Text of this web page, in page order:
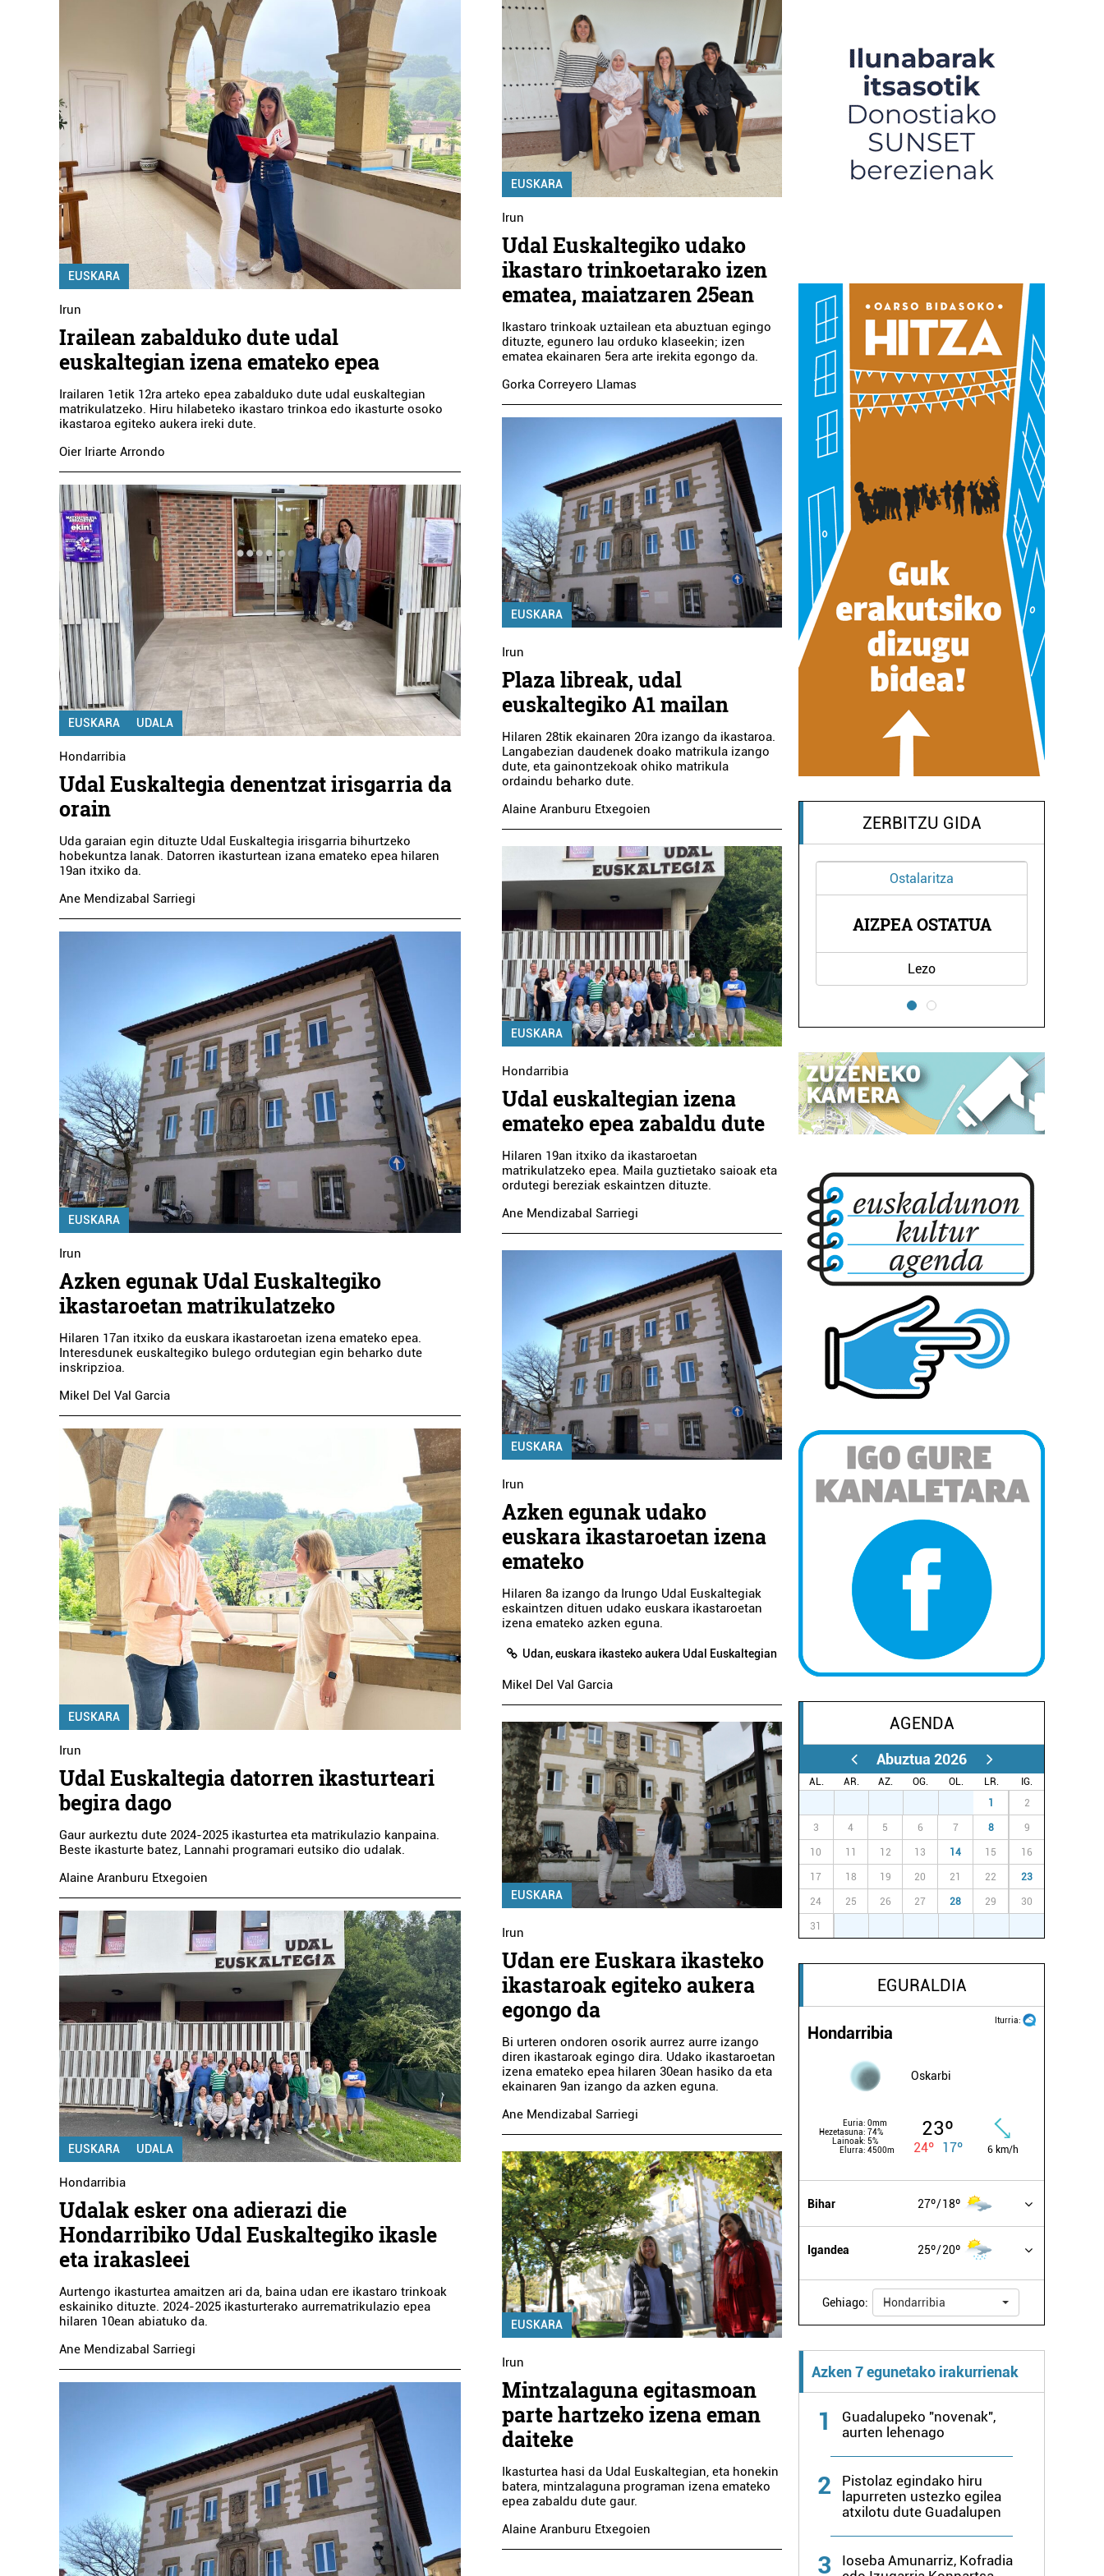
EUSKARA
Irun
Irailean zabalduko dute udal
euskaltegian izena emateko epea
Irailaren 1etik 12ra arteko epea zabalduko dute udal euskaltegian
matrikulatzeko. Hiru hilabeteko ikastaro trinkoa edo ikasturte osoko
ikastaroa egiteko aukera ireki dute.
Oier Iriarte Arrondo
EUSKARA UDALA
Hondarribia
Udal Euskaltegia denentzat irisgarria da
orain
Uda garaian egin dituzte Udal Euskaltegia irisgarria bihurtzeko
hobekuntza lanak. Datorren ikasturtean izana emateko epea hilaren
19an itxiko da.
Ane Mendizabal Sarriegi
EUSKARA
Irun
Azken egunak Udal Euskaltegiko
ikastaroetan matrikulatzeko
Hilaren 17an itxiko da euskara ikastaroetan izena emateko epea.
Interesdunek euskaltegiko bulego ordutegian egin beharko dute
inskripzioa.
Mikel Del Val Garcia
EUSKARA
Irun
Udal Euskaltegia datorren ikasturteari
begira dago
Gaur aurkeztu dute 2024-2025 ikasturtea eta matrikulazio kanpaina.
Beste ikasturte batez, Lannahi programari eutsiko dio udalak.
Alaine Aranburu Etxegoien
EUSKARA UDALA
Hondarribia
Udalak esker ona adierazi die
Hondarribiko Udal Euskaltegiko ikasle
eta irakasleei
Aurtengo ikasturtea amaitzen ari da, baina udan ere ikastaro trinkoak
eskainiko dituzte. 2024-2025 ikasturterako aurrematrikulazio epea
hilaren 10ean abiatuko da.
Ane Mendizabal Sarriegi
EUSKARA
Irun
Udal Euskaltegiko udako
ikastaro trinkoetarako izen
ematea, maiatzaren 25ean
Ikastaro trinkoak uztailean eta abuztuan egingo
dituzte, egunero lau orduko klaseekin; izen
ematea ekainaren 5era arte irekita egongo da.
Gorka Correyero Llamas
EUSKARA
Irun
Plaza libreak, udal
euskaltegiko A1 mailan
Hilaren 28tik ekainaren 20ra izango da ikastaroa.
Langabezian daudenek doako matrikula izango
dute, eta gainontzekoak ohiko matrikula
ordaindu beharko dute.
Alaine Aranburu Etxegoien
EUSKARA
Hondarribia
Udal euskaltegian izena
emateko epea zabaldu dute
Hilaren 19an itxiko da ikastaroetan
matrikulatzeko epea. Maila guztietako saioak eta
ordutegi bereziak eskaintzen dituzte.
Ane Mendizabal Sarriegi
EUSKARA
Irun
Azken egunak udako
euskara ikastaroetan izena
emateko
Hilaren 8a izango da Irungo Udal Euskaltegiak
eskaintzen dituen udako euskara ikastaroetan
izena emateko azken eguna.
Udan, euskara ikasteko aukera Udal Euskaltegian
Mikel Del Val Garcia
EUSKARA
Irun
Udan ere Euskara ikasteko
ikastaroak egiteko aukera
egongo da
Bi urteren ondoren osorik aurrez aurre izango
diren ikastaroak egingo dira. Udako ikastaroetan
izena emateko epea hilaren 30ean hasiko da eta
ekainaren 9an izango da azken eguna.
Ane Mendizabal Sarriegi
EUSKARA
Irun
Mintzalaguna egitasmoan
parte hartzeko izena eman
daiteke
Ikasturtea hasi da Udal Euskaltegian, eta honekin
batera, mintzalaguna programan izena emateko
epea zabaldu dute gaur.
Alaine Aranburu Etxegoien
ZERBITZU GIDA
AIZPEA OSTATUA
OARSOALDEKO
BEILATOKIA
Errenteria-Orereta
Ostalaritza
AIZPEA OSTATUA
Lezo
Beilatokiak
OARSOALDEKO
BEILATOKIA
Errenteria-Orereta
AGENDA
Abuztua 2026
AL. AR. AZ. OG. OL. LR.
IG.
1 2
3 4 5 6 7 8 9
10 11 12 13 14 15 16
17 18 19 20 21 22 23
24 25 26 27 28 29 30
31
EGURALDIA
Iturria:
Hondarribia
Oskarbi
Euria: 0mm
Hezetasuna: 74%
Lainoak: 5%
Elurra: 4500m
23º
24º 17º 6 km/h
Bihar 27º 18º
Igandea 25º 20º
Gehiago: Hondarribia
Azken 7 egunetako irakurrienak
1
Guadalupeko "novenak",
aurten lehenago
2
Pistolaz egindako hiru
lapurreten ustezko egilea
atxilotu dute Guadalupen
3
Ioseba Amunarriz, Kofradia